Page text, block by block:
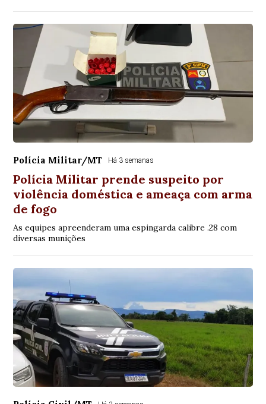
Polícia Militar/MT Há 3 semanas
Polícia Militar prende suspeito por
violência doméstica e ameaça com arma
de fogo
As equipes apreenderam uma espingarda calibre .28 com
diversas munições